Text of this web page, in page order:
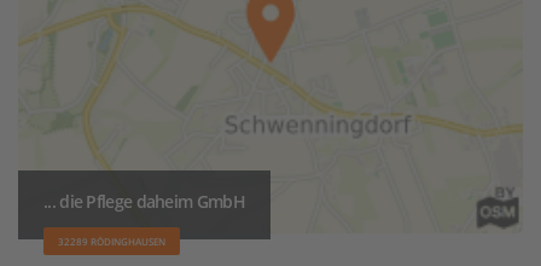
... die Pflege daheim GmbH
32289 RÖDINGHAUSEN